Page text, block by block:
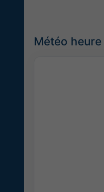
Météo heure